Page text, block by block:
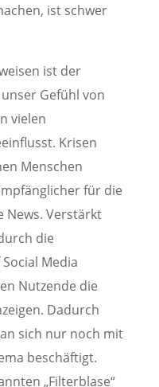
ist schwer
ist der
Gefühl von
vielen
Krisen
Menschen
für die
News. Verstärkt
die
Media
Nutzende die
Dadurch
sich nur noch mit
beschäftigt.
„Filterblase“